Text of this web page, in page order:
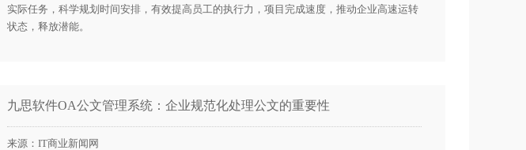
实际任务，科学规划时间安排，有效提高员工的执行力，项目完成速度，推动企业高速运转
状态，释放潜能。
九思软件OA公文管理系统：企业规范化处理公文的重要性
来源：IT商业新闻网